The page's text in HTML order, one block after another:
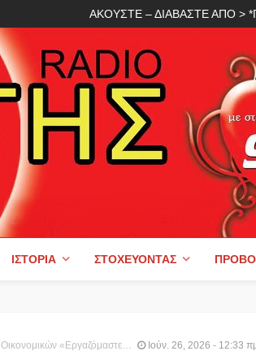
ΑΚΟΥΣΤΕ – ΔΙΑΒΑΣΤΕ ΑΠΟ >
ΙΣΤΟΡΊΑ ΣΤΟΧΕΎΟΝΤΑΣ
βήμα προόδου να επιστρέφει στην κοινωνία» Ιούν. 26, 2026 - 12:33